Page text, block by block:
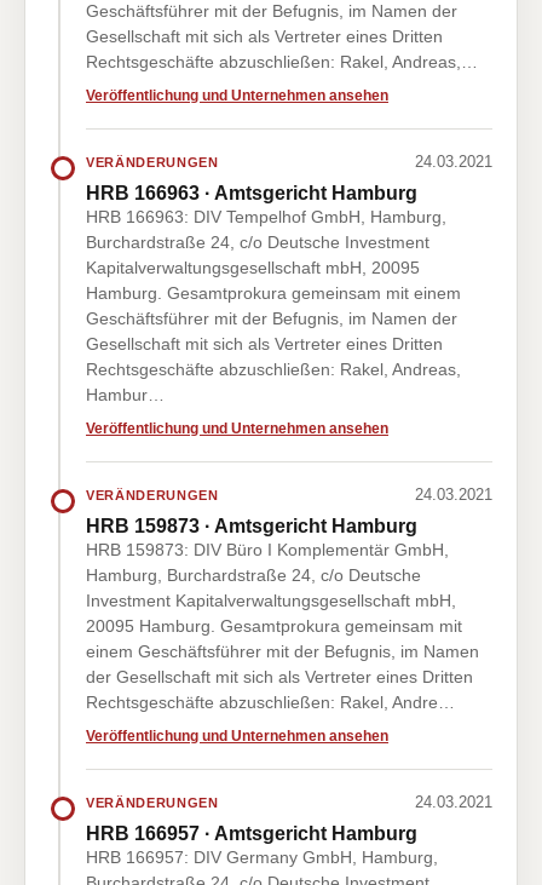
Geschäftsführer mit der Befugnis, im Namen der
Gesellschaft mit sich als Vertreter eines Dritten
Rechtsgeschäfte abzuschließen: Rakel, Andreas,…
Veröffentlichung und Unternehmen ansehen
VERÄNDERUNGEN 24.03.2021
HRB 166963 · Amtsgericht Hamburg
HRB 166963: DIV Tempelhof GmbH, Hamburg,
Burchardstraße 24, c/o Deutsche Investment
Kapitalverwaltungsgesellschaft mbH, 20095
Hamburg. Gesamtprokura gemeinsam mit einem
Geschäftsführer mit der Befugnis, im Namen der
Gesellschaft mit sich als Vertreter eines Dritten
Rechtsgeschäfte abzuschließen: Rakel, Andreas,
Hambur…
Veröffentlichung und Unternehmen ansehen
VERÄNDERUNGEN 24.03.2021
HRB 159873 · Amtsgericht Hamburg
HRB 159873: DIV Büro I Komplementär GmbH,
Hamburg, Burchardstraße 24, c/o Deutsche
Investment Kapitalverwaltungsgesellschaft mbH,
20095 Hamburg. Gesamtprokura gemeinsam mit
einem Geschäftsführer mit der Befugnis, im Namen
der Gesellschaft mit sich als Vertreter eines Dritten
Rechtsgeschäfte abzuschließen: Rakel, Andre…
Veröffentlichung und Unternehmen ansehen
VERÄNDERUNGEN 24.03.2021
HRB 166957 · Amtsgericht Hamburg
HRB 166957: DIV Germany GmbH, Hamburg,